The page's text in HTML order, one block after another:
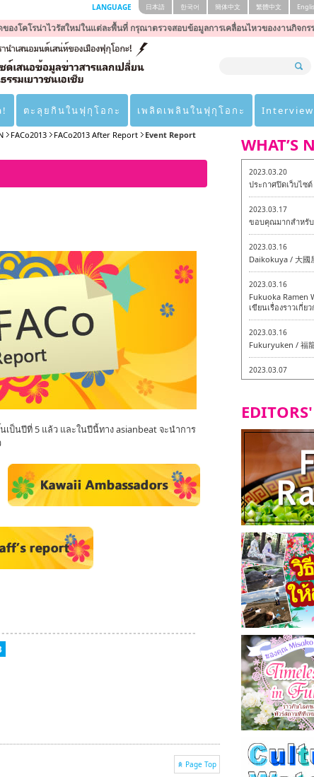
งโคโรน่าไวรัสใหม่ในแต่ละพื้นที่ กรุณาตรวจสอบข้อมูลการเคลื่อนไหวของงานกิจกร
LANGUAGE 日本語 한국어 簡体中文 繁體中文
ตะลุยกินในฟุกุโอกะ เพลิดเพลินในฟุกุโอกะ
FACo2013 FACo2013 After Report Event Report
เป็นปีที่ 5 แล้ว และในปีนี้ทาง asianbeat จะนำการ
Page Top
WHAT’S
2023.03.20
ประกาศปิดเว็บไซต์
2023.03.17
ขอบคุณมากสำหรั
2023.03.16
Daikokuya / 大國
2023.03.16
Fukuoka Ramen
เขียนเรื่องราวเกี่ย
2023.03.16
Fukuryuken / 福
2023.03.07
Isogiyokarazu ส
2023.03.07
ทัวร์ชิมเมนูวีแกนแ
2023.03.02
little stand
กะ -
2023.02.28
Tochikuken Orio
2023.02.27
Maruyoshi